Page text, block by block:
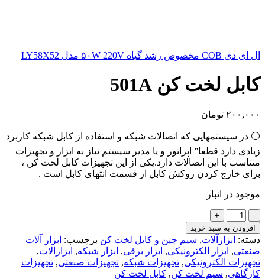
ال ای دی COB مخصوص رشد گیاه ۵۰W 220V مدل LY58X52
کابل لخت کن 501A
۲۰۰,۰۰۰ تومان
⚪ در سیستمهایی که اتصالات شبکه و استفاده از کابل شبکه کاربرد
زیادی دارد قطعا” اپراتور و یا مدیر سیستم نیاز به ابزار و تجهیزات
متناسب با این اتصالات دارد.یکی از این تجهیزات کابل لخت کن ،
برای خارج کردن روکش کابل از قسمت انتهای کابل است .
موجود در انبار
کابل
لخت
کن
501A
عدد
افزودن به سبد خرید
دسته: ابزارآلات, سیم چین و کابل لخت کن برچسب: ابزار آلات
صنعتی, ابزار الکترونیکی, ابزار برقی, ابزار شبکه, ابزارالات,
تجهیزات الکترونیکی, تجهیزات شبکه, تجهیزات صنعتی, تجهیزات
کارگاهی, سیم لخت کن, کابل لخت کن